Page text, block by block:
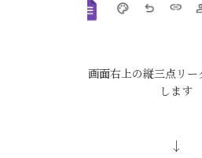
画面右上の縦三点リ
します
↓